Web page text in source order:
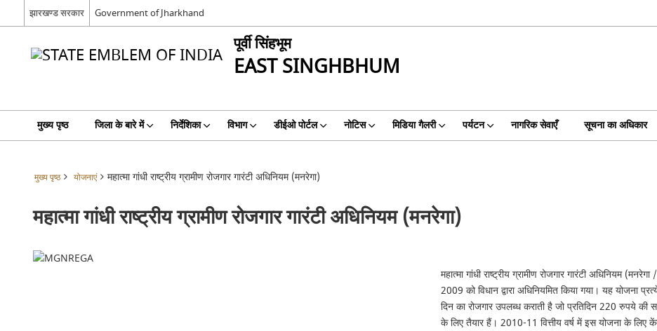
झारखण्ड सरकार Government of Jharkhand
पूर्वी सिंहभूम
EAST SINGHBHUM
मुख्य पृष्ठ जिला के बारे में निर्देशिका विभाग डीईओ पोर्टल नोटिस मिडिया गैलरी पर्यटन नागरिक सेवाएँ सूचना का अधिकार
मुख्य पृष्ठ योजनाएं महात्मा गांधी राष्ट्रीय ग्रामीण रोजगार गारंटी अधिनियम (मनरेगा)
महात्मा गांधी राष्ट्रीय ग्रामीण रोजगार गारंटी अधिनियम (मनरेगा)
महात्मा गांधी राष्ट्रीय ग्रामीण रोजगार गारंटी अधिनियम
2009 को विधान द्वारा अधिनियमित किया गया। यह योजना
दिन का रोजगार उपलब्ध कराती है जो प्रतिदिन 220 रुपये
के लिए तैयार हैं। 2010-11 वित्तीय वर्ष में इस योजना के लिए